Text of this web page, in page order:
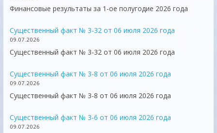
Финансовые результаты за 1-ое полугодие 2026 года
Существенный факт № 3-32 от 06 июля 2026 года
09.07.2026
Существенный факт № 3-32 от 06 июля 2026 года
Существенный факт № 3-8 от 06 июля 2026 года
09.07.2026
Существенный факт № 3-8 от 06 июля 2026 года
Существенный факт № 3-6 от 06 июля 2026 года
09.07.2026